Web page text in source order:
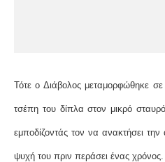
Τότε ο Διάβολος μεταμορφώθηκε
τσέπη του δίπλα στον μικρό
εμποδίζοντάς τον να ανακτήσει
ψυχή του πριν περάσει ένας χρόνος.